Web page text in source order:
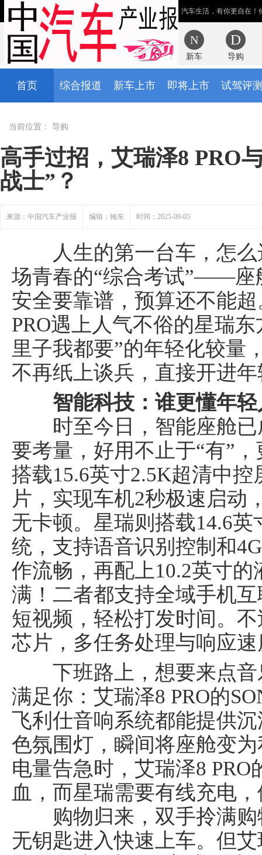
汽车生活，有你更自在！
新车 导购
首页 综合报道 新车上市 即将上市 试驾评
当前位置： 导购
高手过招，艾瑞泽8 PRO
战士”？
来源：中国汽车产业报 编辑：翰东 时间：2025-09-05
人生的第一台车，怎么
场青春的“综合考试”——座
安全要靠谱，预算还不能
PRO遇上人气不俗的星瑞
里子我都要”的年轻化较量
不再纸上谈兵，直接开进
智能科技：谁更懂年
时至今日，智能座舱已
要考量，好用不止于“有”
搭载15.6英寸2.5K超清中
片，实现车机2秒极速启动
无卡顿。星瑞则搭载14.6
统，支持语音识别控制和
作流畅，再配上10.2英寸
满！二者都支持全域手机
短视频，轻松打发时间。
芯片，多任务处理与响应
下班路上，想要来点音
满足你：艾瑞泽8 PRO的
飞利仕音响系统都能提供
色氛围灯，瞬间将座舱变
电量告急时，艾瑞泽8
血，而星瑞需要有线充电
购物归来，双手拎满购
无钥匙进入快速上车。但